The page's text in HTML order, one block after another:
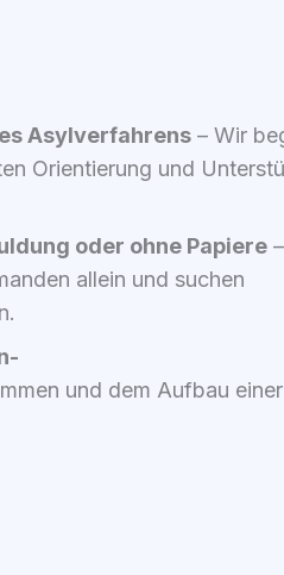
Asyl­ver­fah­rens – Wir
Ori­en­tie­rung und
oder ohne Papie­re –
allein und suchen
und dem Auf­bau einer